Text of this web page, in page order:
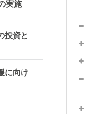
実施
投資と
に向け